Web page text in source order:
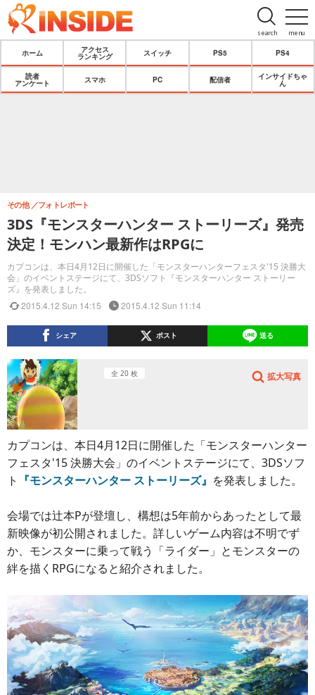
menu
search
ホーム
アクセス
ランキング
スイッチ PS5 PS4
読者
アンケート
スマホ PC 配信者
インサイドちゃ
ん
3DS『モンスターハンター ストーリーズ』発売
決定！モンハン最新作はRPGに
カプコンは、本日4月12日に開催した「モンスターハンターフェスタ'15 決勝大
会」のイベントステージにて、3DSソフト『モンスターハンター ストーリー
ズ』を発表しました。
その他 フォトレポート
2015.4.12 Sun 14:15 2015.4.12 Sun 11:14
シェア ポスト 送る
全 20 枚 拡大写真
カプコンは、本日4月12日に開催した「モンスターハンター
フェスタ'15 決勝大会」のイベントステージにて、3DSソフ
ト 『モンスターハンター ストーリーズ』 を発表しました。
会場では辻本Pが登壇し、構想は5年前からあったとして最
新映像が初公開されました。詳しいゲーム内容は不明でず
か、モンスターに乗って戦う「ライダー」とモンスターの
絆を描くRPGになると紹介されました。